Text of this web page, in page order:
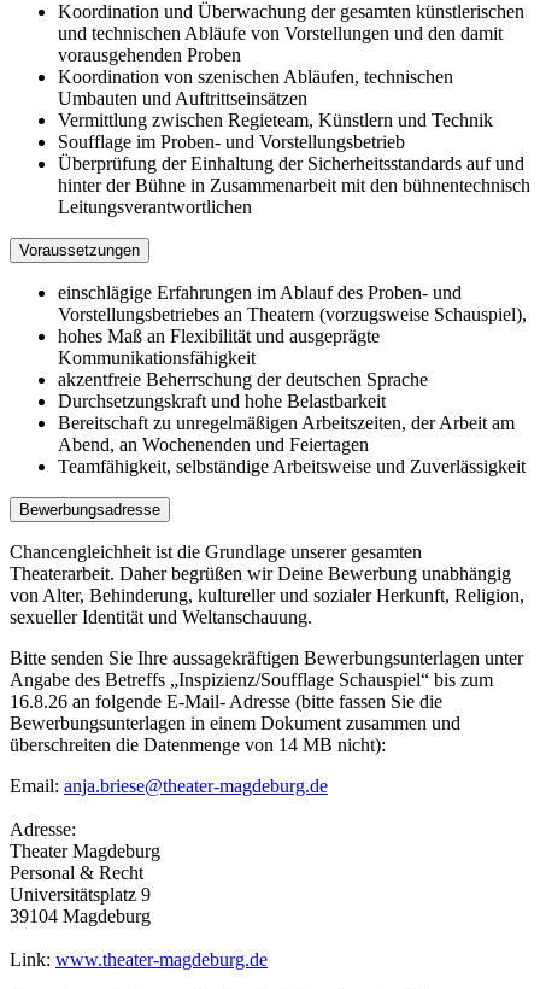
Koordination und Überwachung der gesamten künstlerischen
und technischen Abläufe von Vorstellungen und den damit
vorausgehenden Proben
Koordination von szenischen Abläufen, technischen
Umbauten und Auftrittseinsätzen
Vermittlung zwischen Regieteam, Künstlern und Technik
Soufflage im Proben- und Vorstellungsbetrieb
Überprüfung der Einhaltung der Sicherheitsstandards auf und
hinter der Bühne in Zusammenarbeit mit den bühnentechnisch
Leitungsverantwortlichen
Voraussetzungen
einschlägige Erfahrungen im Ablauf des Proben- und
Vorstellungsbetriebes an Theatern (vorzugsweise Schauspiel),
hohes Maß an Flexibilität und ausgeprägte
Kommunikationsfähigkeit
akzentfreie Beherrschung der deutschen Sprache
Durchsetzungskraft und hohe Belastbarkeit
Bereitschaft zu unregelmäßigen Arbeitszeiten, der Arbeit am
Abend, an Wochenenden und Feiertagen
Teamfähigkeit, selbständige Arbeitsweise und Zuverlässigkeit
Bewerbungsadresse
Chancengleichheit ist die Grundlage unserer gesamten
Theaterarbeit. Daher begrüßen wir Deine Bewerbung unabhängig
von Alter, Behinderung, kultureller und sozialer Herkunft, Religion,
sexueller Identität und Weltanschauung.
Bitte senden Sie Ihre aussagekräftigen Bewerbungsunterlagen unter
Angabe des Betreffs „Inspizienz/Soufflage Schauspiel“ bis zum
16.8.26 an folgende E-Mail- Adresse (bitte fassen Sie die
Bewerbungsunterlagen in einem Dokument zusammen und
überschreiten die Datenmenge von 14 MB nicht):
Email: anja.briese@theater-magdeburg.de
Adresse:
Theater Magdeburg
Personal & Recht
Universitätsplatz 9
39104 Magdeburg
Link: www.theater-magdeburg.de